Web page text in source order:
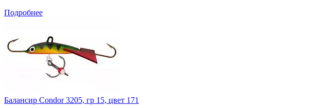
Подробнее
Балансир Condor 3205, гр 15, цвет 171